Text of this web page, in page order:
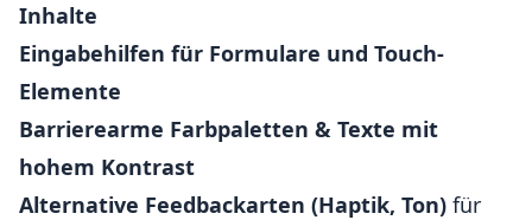
Inhalte
Eingabehilfen für Formulare und Touch-
Elemente
Barrierearme Farbpaletten & Texte mit
hohem Kontrast
Alternative Feedbackarten (Haptik, Ton) für